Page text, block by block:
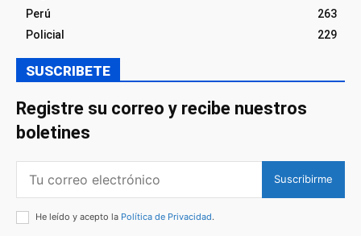
Perú
263
Policial
229
SUSCRIBETE
Registre su correo y recibe nuestros
boletines
Suscribirme
He leído y acepto la Política de Privacidad.